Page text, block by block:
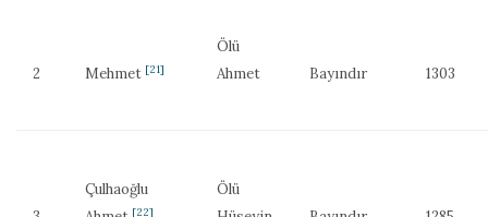
2 Mehmet [21]
Ölü
Ahmet
Bayındır 1303
Çulhaoğlu
[22]
Ölü